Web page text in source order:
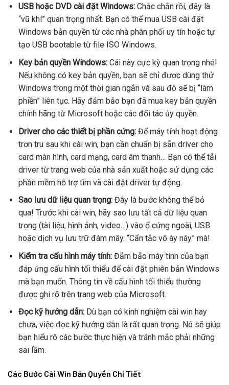
USB hoặc DVD cài đặt Windows:Chắc chắn rồi, đây là
“vũ khí” quan trọng nhất. Bạn có thể mua USB cài đặt
Windows bản quyền từ các nhà phân phối uy tín hoặc tự
tạo USB bootable từ file ISO Windows.
Key bản quyền Windows:Cái này cực kỳ quan trọng nhé!
Nếu không có key bản quyền, bạn sẽ chỉ được dùng thử
Windows trong một thời gian ngắn và sau đó sẽ bị “làm
phiền” liên tục. Hãy đảm bảo bạn đã mua key bản quyền
chính hãng từ Microsoft hoặc các đối tác ủy quyền.
Driver cho các thiết bị phần cứng:Để máy tính hoạt động
trơn tru sau khi cài win, bạn cần chuẩn bị sẵn driver cho
card màn hình, card mạng, card âm thanh… Bạn có thể tải
driver từ trang web của nhà sản xuất hoặc sử dụng các
phần mềm hỗ trợ tìm và cài đặt driver tự động.
Sao lưu dữ liệu quan trọng:Đây là bước không thể bỏ
qua! Trước khi cài win, hãy sao lưu tất cả dữ liệu quan
trọng (tài liệu, hình ảnh, video…) vào ổ cứng ngoài, USB
hoặc dịch vụ lưu trữ đám mây. “Cẩn tắc vô áy náy” mà!
Kiểm tra cấu hình máy tính:Đảm bảo máy tính của bạn
đáp ứng cấu hình tối thiểu để cài đặt phiên bản Windows
mà bạn muốn. Thông tin về cấu hình tối thiểu thường
được ghi rõ trên trang web của Microsoft.
Đọc kỹ hướng dẫn:Dù bạn có kinh nghiệm cài win hay
chưa, việc đọc kỹ hướng dẫn là rất quan trọng. Nó sẽ giúp
bạn hiểu rõ các bước thực hiện và tránh mắc phải những
sai lầm.
Các Bước Cài Win Bản Quyền Chi Tiết